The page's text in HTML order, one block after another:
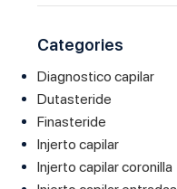
Categories
Diagnostico capilar
Dutasteride
Finasteride
Injerto capilar
Injerto capilar coronilla